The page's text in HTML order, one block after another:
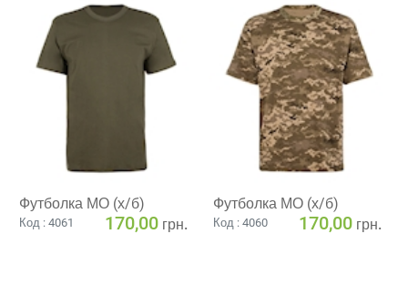
Футболка МО (х/б)
Код : 4061 170,00 грн.
Футболка МО (х/б)
Код : 4060 170,00 грн.